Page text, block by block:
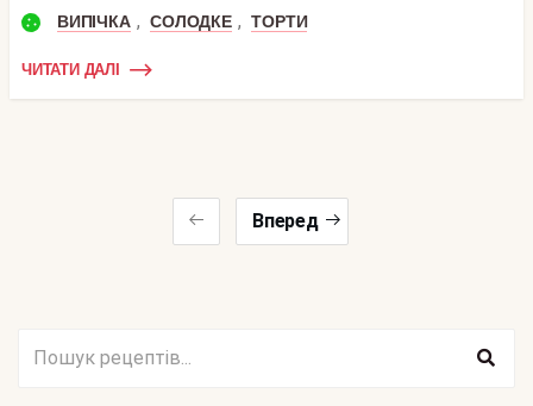
ВИПІЧКА , СОЛОДКЕ , ТОРТИ
ЧИТАТИ ДАЛІ
Вперед